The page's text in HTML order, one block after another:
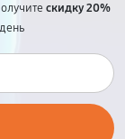
скидку 20%